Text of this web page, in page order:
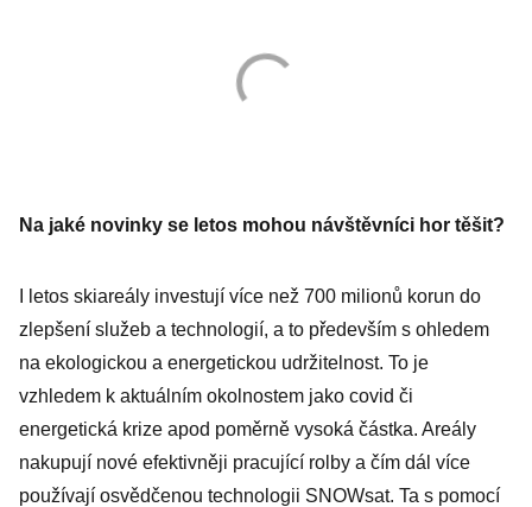
Na jaké novinky se letos mohou návštěvníci hor těšit?
I letos skiareály investují více než 700 milionů korun do
zlepšení služeb a technologií, a to především s ohledem
na ekologickou a energetickou udržitelnost. To je
vzhledem k aktuálním okolnostem jako covid či
energetická krize apod poměrně vysoká částka. Areály
nakupují nové efektivněji pracující rolby a čím dál více
používají osvědčenou technologii SNOWsat. Ta s pomocí